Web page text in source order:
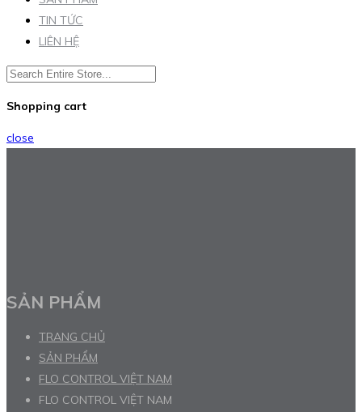
TIN TỨC
LIÊN HỆ
Shopping cart
close
SẢN PHẨM
TRANG CHỦ
SẢN PHẨM
FLO CONTROL VIỆT NAM
FLO CONTROL VIỆT NAM